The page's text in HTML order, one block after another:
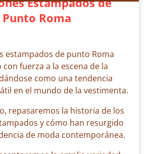
Punto Roma
estampados de punto Roma
fuerza a la escena de la
como una tendencia
en el mundo de la vestimenta.
repasaremos la historia de los
y cómo han resurgido
de moda contemporánea.